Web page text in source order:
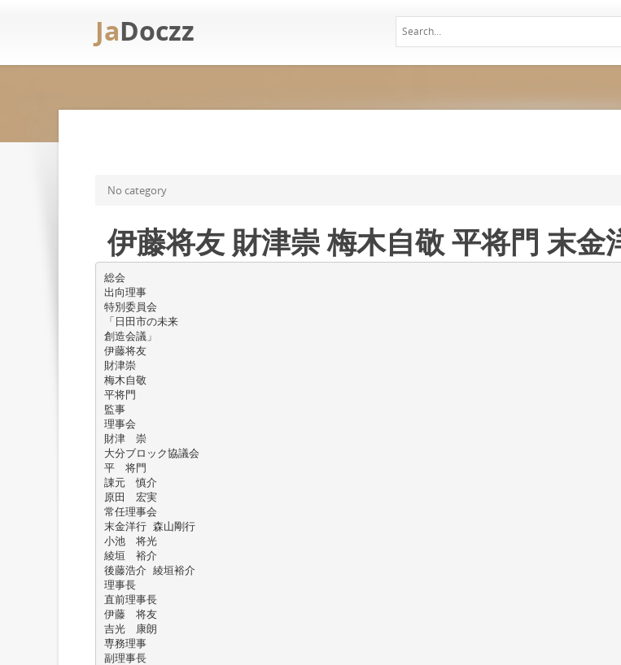
JaDoczz
No category
伊藤将友 財津崇 梅木自敬 平将門 末
総会
出向理事
特別委員会
「日田市の未来
創造会議」
伊藤将友
財津崇
梅木自敬
平将門
監事
理事会
財津 崇
大分ブロック協議会
平 将門
諌元 慎介
原田 宏実
常任理事会
末金洋行 森山剛行
小池 将光
綾垣 裕介
後藤浩介 綾垣裕介
理事長
直前理事長
伊藤 将友
吉光 康朗
専務理事
副理事長